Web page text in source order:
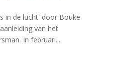
in de lucht' door Bouke
van het
In februari...